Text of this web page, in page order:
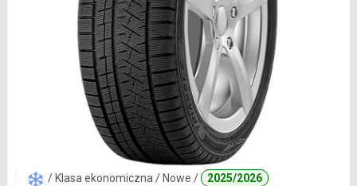
/ Klasa ekonomiczna / Nowe / 2025/2026